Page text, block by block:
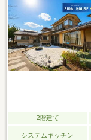
替え ●一部建具交
ニング※シロアリ保証
2階建て
システムキッチン